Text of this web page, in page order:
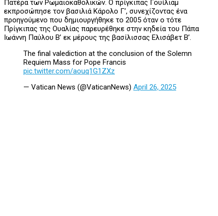
Πατέρα των Ρωμαιοκαθολικών. Ο πρίγκιπας Γουίλιαμ
εκπροσώπησε τον βασιλιά Κάρολο Γ’, συνεχίζοντας ένα
προηγούμενο που δημιουργήθηκε το 2005 όταν ο τότε
Πρίγκιπας της Ουαλίας παρευρέθηκε στην κηδεία του Πάπα
Ιωάννη Παύλου Β’ εκ μέρους της βασίλισσας Ελισάβετ Β’.
The final valediction at the conclusion of the Solemn
Requiem Mass for Pope Francis
pic.twitter.com/aouq1G1ZXz
— Vatican News (@VaticanNews) April 26, 2025